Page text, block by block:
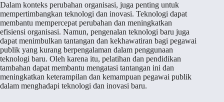
Dalam konteks perubahan organisasi, juga penting untuk
mempertimbangkan teknologi dan inovasi. Teknologi dapat
membantu mempercepat perubahan dan meningkatkan
efisiensi organisasi. Namun, pengenalan teknologi baru juga
dapat menimbulkan tantangan dan kekhawatiran bagi pegawai
publik yang kurang berpengalaman dalam penggunaan
teknologi baru. Oleh karena itu, pelatihan dan pendidikan
tambahan dapat membantu mengatasi tantangan ini dan
meningkatkan keterampilan dan kemampuan pegawai publik
dalam menghadapi teknologi dan inovasi baru.